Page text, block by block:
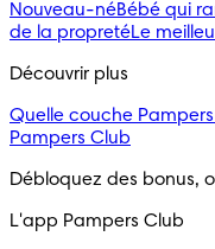
Nouveau-néBébé qui
de la propretéLe
Découvrir plus
Quelle couche
Pampers Club
Débloquez des bonus,
L'app Pampers Club